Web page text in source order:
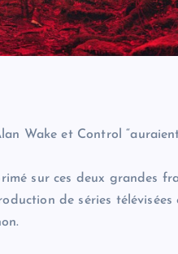
Wake et Control
sur ces deux grandes
de séries télévisées